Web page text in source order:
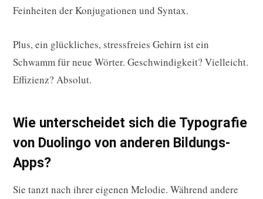
Feinheiten der Konjugationen und Syntax.
Plus, ein glückliches, stressfreies Gehirn ist ein
Schwamm für neue Wörter. Geschwindigkeit? Vielleicht.
Effizienz? Absolut.
Wie unterscheidet sich die Typografie
von Duolingo von anderen Bildungs-
Apps?
Sie tanzt nach ihrer eigenen Melodie. Während andere